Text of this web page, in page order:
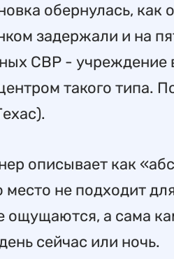
обернулась,
задержали и на
CBP - учреждение
такого типа.
описывает как
не подходит
ощущаются, а сама
сейчас или ночь.